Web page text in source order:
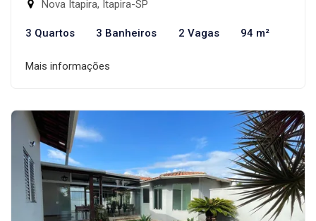
Nova Itapira, Itapira-SP
3 Quartos 3 Banheiros 2 Vagas 94 m²
Mais informações